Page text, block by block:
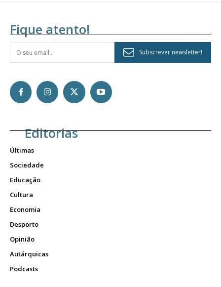
Fique atento!
Subscrever newsletter!
Editorias
Últimas
Sociedade
Educação
Cultura
Economia
Desporto
Opinião
Autárquicas
Podcasts